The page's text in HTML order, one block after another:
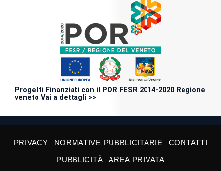
Progetti Finanziati con il POR FESR 2014-2020 Regione
veneto Vai a dettagli >>
PRIVACY NORMATIVE PUBBLICITARIE
CONTATTI
PUBBLICITÀ
AREA PRIVATA